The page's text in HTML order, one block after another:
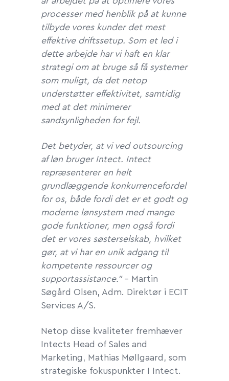
processer med henblik på at kunne
tilbyde vores kunder det mest
effektive driftssetup. Som et led i
dette arbejde har vi haft en klar
strategi om at bruge så få systemer
som muligt, da det netop
understøtter effektivitet, samtidig
med at det minimerer
sandsynligheden for fejl.
Det betyder, at vi ved outsourcing
af løn bruger Intect. Intect
repræsenterer en helt
grundlæggende konkurrencefordel
for os, både fordi det er et godt og
moderne lønsystem med mange
gode funktioner, men også fordi
det er vores søsterselskab, hvilket
gør, at vi har en unik adgang til
kompetente ressourcer og
supportassistance.” – Martin
Søgård Olsen, Adm. Direktør i ECIT
Services A/S.
Netop disse kvaliteter fremhæver
Intects Head of Sales and
Marketing, Mathias Møllgaard, som
strategiske fokuspunkter I Intect.